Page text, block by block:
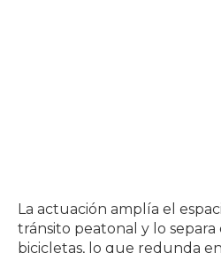
La actuación amplía el
tránsito peatonal y lo
bicicletas, lo que redunda